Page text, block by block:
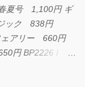
夏号 1,100円 ギ
ック 838円
ェアリー 660円
円 BP2226 I